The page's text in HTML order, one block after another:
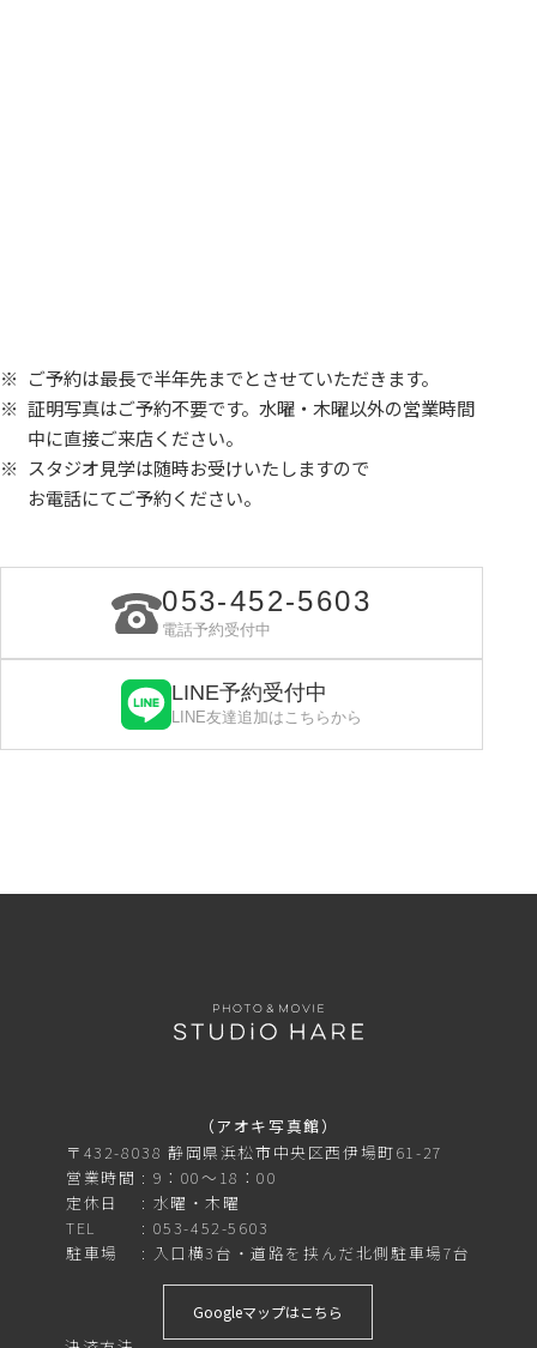
ご予約は最長で半年先までとさせていただきます。
証明写真はご予約不要です。水曜・木曜以外の営業時間
中に直接ご来店ください。
スタジオ見学は随時お受けいたしますので
お電話にてご予約ください。
053-452-5603
電話予約受付中
LINE予約受付中
LINE友達追加はこちらから
（アオキ写真館）
〒432-8038 静岡県浜松市中央区西伊場町61-27
営業時間
9：00～18：00
定休日
水曜・木曜
TEL
053-452-5603
駐車場
入口横3台・道路を挟んだ北側駐車場7台
Googleマップはこちら